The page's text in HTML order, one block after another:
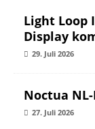
Light Loop
Display
29. Juli 2026
Noctua
27. Juli 2026